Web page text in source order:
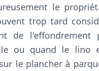
le
trop tard
de l'effondrement
ou quand le lino
le plancher à